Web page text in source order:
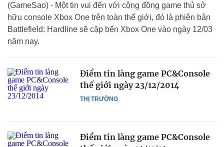
(GameSao) - Một tin vui đến với cộng đồng game thủ sở
hữu console Xbox One trên toàn thế giới, đó là phiên bản
Battlefield: Hardline sẽ cặp bến Xbox One vào ngày 12/03
năm nay.
THỊ TRƯỜNG
Điểm tin làng game PC&Console
thế giới ngày 23/12/2014
Điểm tin làng game PC&Console